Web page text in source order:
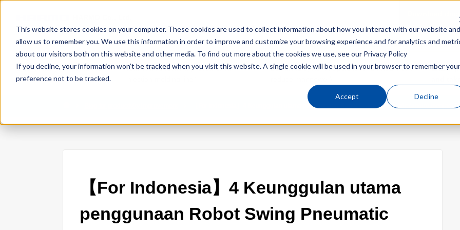
This website stores cookies on your computer. These cookies are used to collect information about how you interact with our website and
allow us to remember you. We use this information in order to improve and customize your browsing experience and for analytics and
about our visitors both on this website and other media. To find out more about the cookies we use, see our Privacy Policy
If you decline, your information won’t be tracked when you visit this website. A single cookie will be used in your browser to remember your
preference not to be tracked.
Accept Decline
Guide of process improvementin Injection molding
Top Blog for productivity
Gran cutter (Improving the
recycling rate)
Total link (Overall improvement in
Box filling system (Operate for 24 hours and
EXZⅡ
and
【For Indonesia】4 Keunggulan utama penggunaan Robot Swing Pneumatic (angin) menjadi
【For Indonesia】4 Keunggulan utama
penggunaan Robot Swing Pneumatic